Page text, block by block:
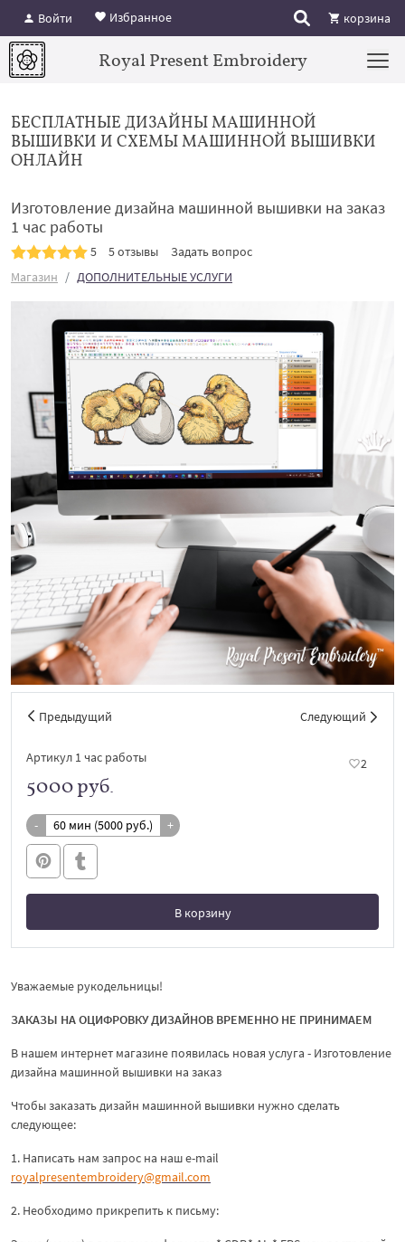
Войти Избранное корзина
Royal Present Embroidery
БЕСПЛАТНЫЕ ДИЗАЙНЫ МАШИННОЙ
ВЫШИВКИ И СХЕМЫ МАШИННОЙ ВЫШИВКИ
ОНЛАЙН
Изготовление дизайна машинной вышивки на заказ
1 час работы
5 5 отзывы
Задать вопрос
Магазин
ДОПОЛНИТЕЛЬНЫЕ УСЛУГИ
Предыдущий Следующий
Артикул 1 час работы 2
5000 руб.
- +
В корзину
В корзине
Уважаемые рукодельницы!
ЗАКАЗЫ НА ОЦИФРОВКУ ДИЗАЙНОВ ВРЕМЕННО НЕ ПРИНИМАЕМ
В нашем интернет магазине появилась новая услуга - Изготовление
дизайна машинной вышивки на заказ
Чтобы заказать дизайн машинной вышивки нужно сделать
следующее:
1. Написать нам запрос на наш e-mail
royalpresentembroidery@gmail.com
2. Необходимо прикрепить к письму: